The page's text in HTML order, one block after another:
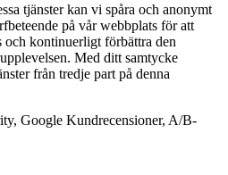
tjänster kan vi spåra och anonymt
på vår webbplats för att
och kontinuerligt förbättra den
Med ditt samtycke
från tredje part på denna
Google Kundrecensioner, A/B-